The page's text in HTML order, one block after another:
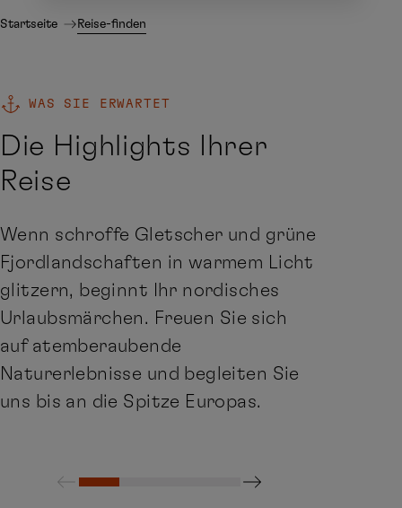
Startseite Reise-finden
WAS SIE ERWARTET
Die Highlights Ihrer
Reise
Wenn schroffe Gletscher und grüne
Fjordlandschaften in warmem Licht
glitzern, beginnt Ihr nordisches
Urlaubsmärchen. Freuen Sie sich
auf atemberaubende
Naturerlebnisse und begleiten Sie
uns bis an die Spitze Europas.